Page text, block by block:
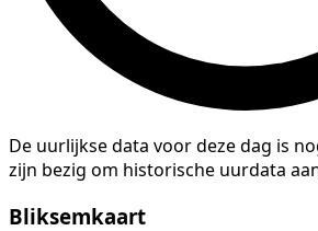
De uurlijkse data voor deze dag is
zijn bezig om historische uurdata
Bliksemkaart